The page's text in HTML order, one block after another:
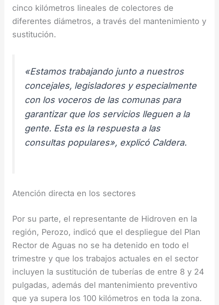
cinco kilómetros lineales de colectores de
diferentes diámetros, a través del mantenimiento y
sustitución.
«Estamos trabajando junto a nuestros
concejales, legisladores y especialmente
con los voceros de las comunas para
garantizar que los servicios lleguen a la
gente. Esta es la respuesta a las
consultas populares», explicó Caldera.
Atención directa en los sectores
Por su parte, el representante de Hidroven en la
región, Perozo, indicó que el despliegue del Plan
Rector de Aguas no se ha detenido en todo el
trimestre y que los trabajos actuales en el sector
incluyen la sustitución de tuberías de entre 8 y 24
pulgadas, además del mantenimiento preventivo
que ya supera los 100 kilómetros en toda la zona.